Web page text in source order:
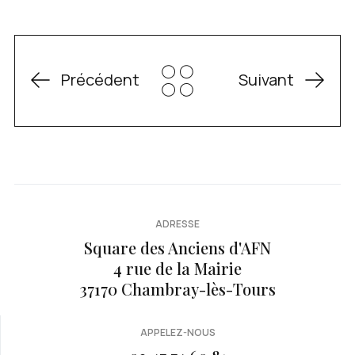
Précédent Suivant
ADRESSE
Square des Anciens d'AFN
4 rue de la Mairie
37170 Chambray-lès-Tours
APPELEZ-NOUS